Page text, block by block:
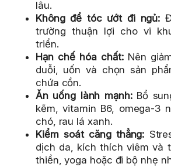
lâu.
Không để tóc ướt đi ngủ:
trường thuận lợi cho vi
triển.
Hạn chế hóa chất:Nên
duỗi, uốn và chọn sản
chứa cồn.
Ăn uống lành mạnh:Bổ
kẽm, vitamin B6, omega-3
chó, rau lá xanh.
Kiểm soát căng thẳng:
dịch da, kích thích viêm và
thiền, yoga hoặc đi bộ nhẹ